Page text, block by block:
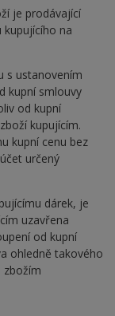
je prodávající
na
s ustanovením
kupní smlouvy
od kupní
kupujícím.
kupní cenu bez
určený
dárek, je
uzavřena
od kupní
ohledně takového
zbožím